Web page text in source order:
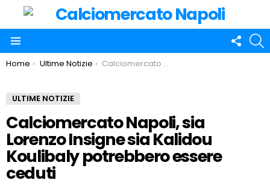
US
You are here:
Home Ultime Notizie Calciomercato Napoli, sia Lorenzo Insigne sia Kalidou Koulibaly potrebbero essere ceduti
ULTIME NOTIZIE
Calciomercato Napoli, sia
Lorenzo Insigne sia Kalidou
Koulibaly potrebbero essere
ceduti